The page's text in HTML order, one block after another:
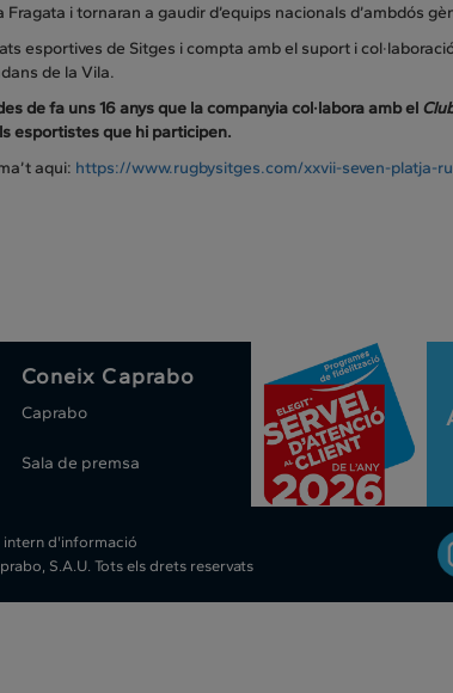
Fragata i tornaran a gaudir d’equips nacionals d’ambdós
esportives de Sitges i compta amb el suport i
de la Vila.
de fa uns 16 anys que la companyia col·labora amb el
esportistes que hi participen.
aqui: https://www.rugbysitges.com/xxvii-seven-platja-
Coneix Caprabo
Caprabo
Sala de premsa
intern d'informació
S.A.U. Tots els drets reservats